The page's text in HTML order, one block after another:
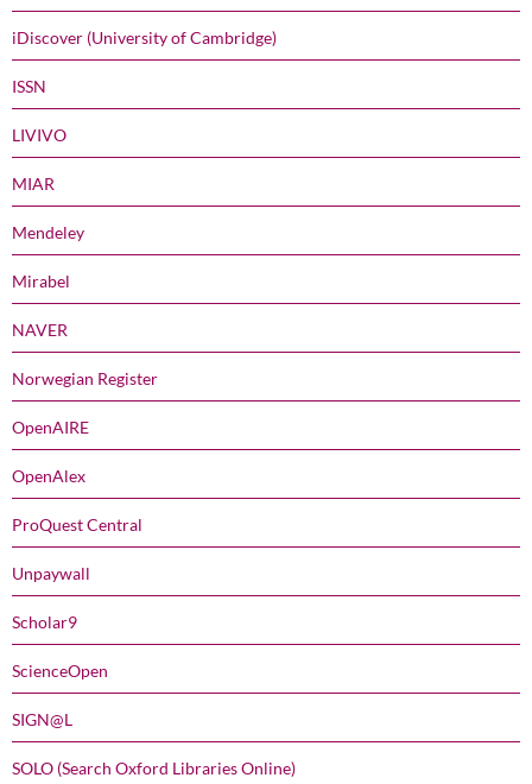
iDiscover (University of Cambridge)
ISSN
LIVIVO
MIAR
Mendeley
Mirabel
NAVER
Norwegian Register
OpenAIRE
OpenAlex
ProQuest Central
Unpaywall
Scholar9
ScienceOpen
SIGN@L
SOLO (Search Oxford Libraries Online)